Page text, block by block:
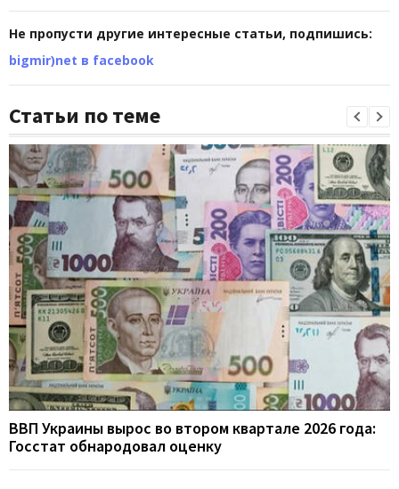
Не пропусти другие интересные статьи, подпишись:
bigmir)net в facebook
Статьи по теме
ВВП Украины вырос во втором квартале 2026 года:
Госстат обнародовал оценку